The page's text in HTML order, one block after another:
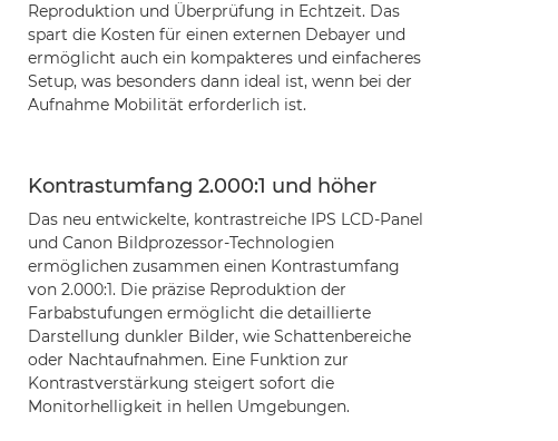
Reproduktion und Überprüfung in Echtzeit. Das
spart die Kosten für einen externen Debayer und
ermöglicht auch ein kompakteres und einfacheres
Setup, was besonders dann ideal ist, wenn bei der
Aufnahme Mobilität erforderlich ist.
Kontrastumfang 2.000:1 und höher
Das neu entwickelte, kontrastreiche IPS LCD-Panel
und Canon Bildprozessor-Technologien
ermöglichen zusammen einen Kontrastumfang
von 2.000:1. Die präzise Reproduktion der
Farbabstufungen ermöglicht die detaillierte
Darstellung dunkler Bilder, wie Schattenbereiche
oder Nachtaufnahmen. Eine Funktion zur
Kontrastverstärkung steigert sofort die
Monitorhelligkeit in hellen Umgebungen.